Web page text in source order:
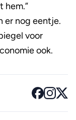
hem.”
er nog eentje.
voor
ook.